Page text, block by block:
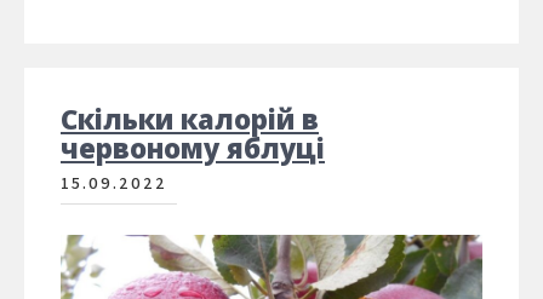
Скільки калорій в
червоному яблуці
15.09.2022